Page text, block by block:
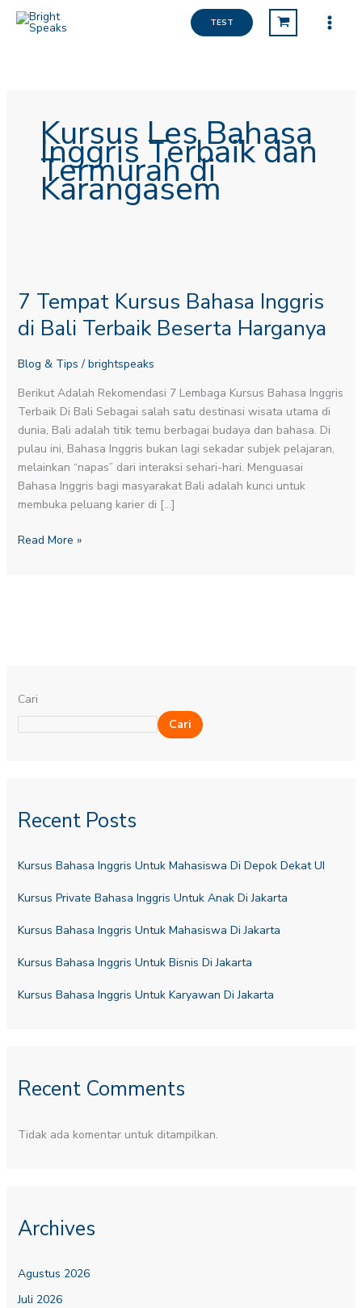
Lewati
TEST
Kursus Les Bahasa
Inggris Terbaik dan
Termurah di
Karangasem
7 Tempat Kursus Bahasa Inggris
di Bali Terbaik Beserta Harganya
Blog & Tips / brightspeaks
Berikut Adalah Rekomendasi 7 Lembaga Kursus Bahasa Inggris
Terbaik Di Bali Sebagai salah satu destinasi wisata utama di
dunia, Bali adalah titik temu berbagai budaya dan bahasa. Di
pulau ini, Bahasa Inggris bukan lagi sekadar subjek pelajaran,
melainkan “napas” dari interaksi sehari-hari. Menguasai
Bahasa Inggris bagi masyarakat Bali adalah kunci untuk
membuka peluang karier di […]
Kursus
Bahasa
Inggris
Bali
Terbaik
Beserta
Harganya
Read More »
Cari
Cari
Recent Posts
Kursus Bahasa Inggris Untuk Mahasiswa Di Depok Dekat UI
Kursus Private Bahasa Inggris Untuk Anak Di Jakarta
Kursus Bahasa Inggris Untuk Mahasiswa Di Jakarta
Kursus Bahasa Inggris Untuk Bisnis Di Jakarta
Kursus Bahasa Inggris Untuk Karyawan Di Jakarta
Recent Comments
Tidak ada komentar untuk ditampilkan.
Archives
Agustus 2026
Juli 2026